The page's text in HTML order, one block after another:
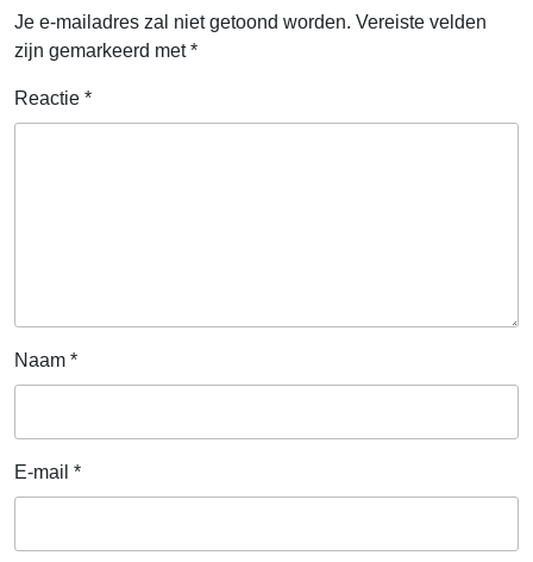
Je e-mailadres zal niet getoond worden. Vereiste velden
zijn gemarkeerd met*
Reactie *
Naam *
E-mail *